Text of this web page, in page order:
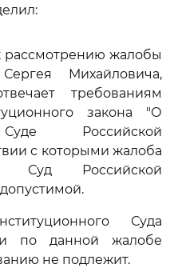
рассмотрению жалобы
Михайловича,
требованиям
закона "О
Российской
с которыми жалоба
Суд Российской
Суда
по данной жалобе
не подлежит.